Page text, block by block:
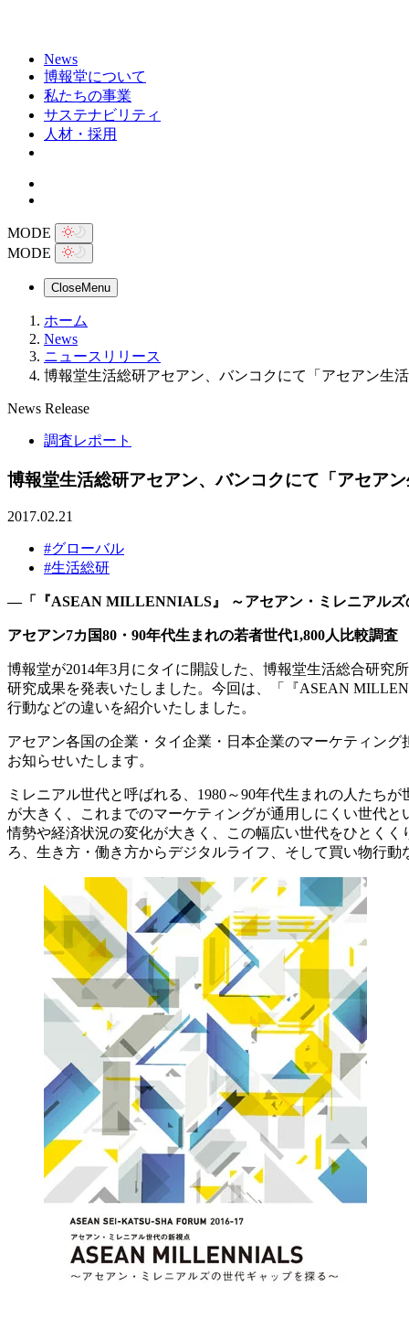
News
博報堂について
私たちの事業
サステナビリティ
人材・採用
MODE
MODE
CloseMenu
ホーム
News
ニュースリリース
博報堂生活総研アセアン、バンコクにて「アセアン生
News Release
調査レポート
博報堂生活総研アセアン、バンコクにて「アセア
2017.02.21
#グローバル
#生活総研
―「『ASEAN MILLENNIALS』 ～アセアン・ミレニアル
アセアン7カ国80・90年代生まれの若者世代1,800人比較調査
博報堂が2014年3月にタイに開設した、博報堂生活総合研究
研究成果を発表いたしました。今回は、「『ASEAN
行動などの違いを紹介いたしました。
アセアン各国の企業・タイ企業・日本企業のマーケティン
お知らせいたします。
ミレニアル世代と呼ばれる、1980～90年代生まれの人たち
が大きく、これまでのマーケティングが通用しにくい世代
情勢や経済状況の変化が大きく、この幅広い世代をひとく
ろ、生き方・働き方からデジタルライフ、そして買い物行